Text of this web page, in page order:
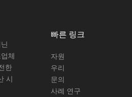
체
한
시
빠른 링크
자원
우리
문의
사례 연구